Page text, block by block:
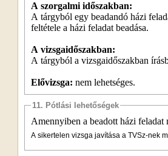
A szorgalmi időszakban:
A tárgyból egy beadandó házi
feltétele a házi feladat beadása.
A vizsgaidőszakban:
A tárgyból a vizsgaidőszakban
Elővizsga: nem lehetséges.
11. Pótlási lehetőségek
Amennyiben a beadott házi feladat
A sikertelen vizsga javítása a TVSz-nek